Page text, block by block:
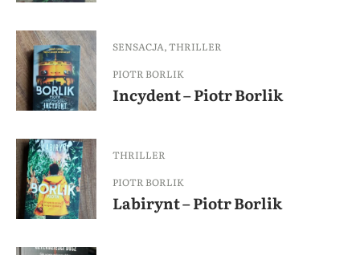
SENSACJA,THRILLER
PIOTR BORLIK
Incydent – Piotr Borlik
THRILLER
PIOTR BORLIK
Labirynt – Piotr Borlik